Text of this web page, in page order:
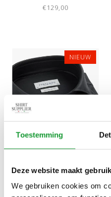
Toestemming
Deze website maakt
We gebruiken cookies om
KNITTED DENIM BLUE
€129,00
NIEUW
Bekijk alle6maten
PROFUOMO SLIM FIT
KNITTED ANTRACIET